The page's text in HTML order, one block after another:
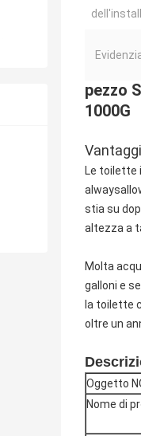
pezzo
1000G
Le toilette
stia su
altezza a
Molta
galloni e
la toilette
oltre un
Oggetto
Nome di